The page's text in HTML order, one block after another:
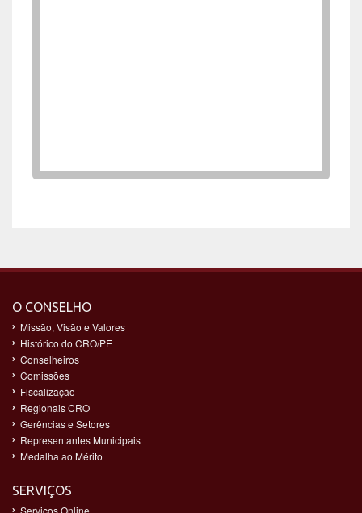
O CONSELHO
Missão, Visão e Valores
Histórico do CRO/PE
Conselheiros
Comissões
Fiscalização
Regionais CRO
Gerências e Setores
Representantes Municipais
Medalha ao Mérito
SERVIÇOS
Serviços Online